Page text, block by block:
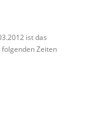
ist das
Zeiten